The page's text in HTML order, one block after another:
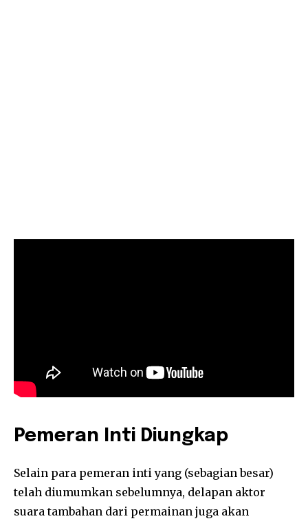
Pemeran Inti Diungkap
Selain para pemeran inti yang (sebagian besar)
telah diumumkan sebelumnya, delapan aktor
suara tambahan dari permainan juga akan